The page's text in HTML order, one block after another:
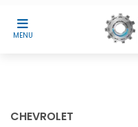
MENU
CHEVROLET